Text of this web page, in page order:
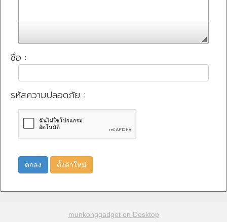
ชื่อ :
รหัสความปลอดภัย :
ตกลง ตั้งค่าใหม่
munkonggadget on Desktop